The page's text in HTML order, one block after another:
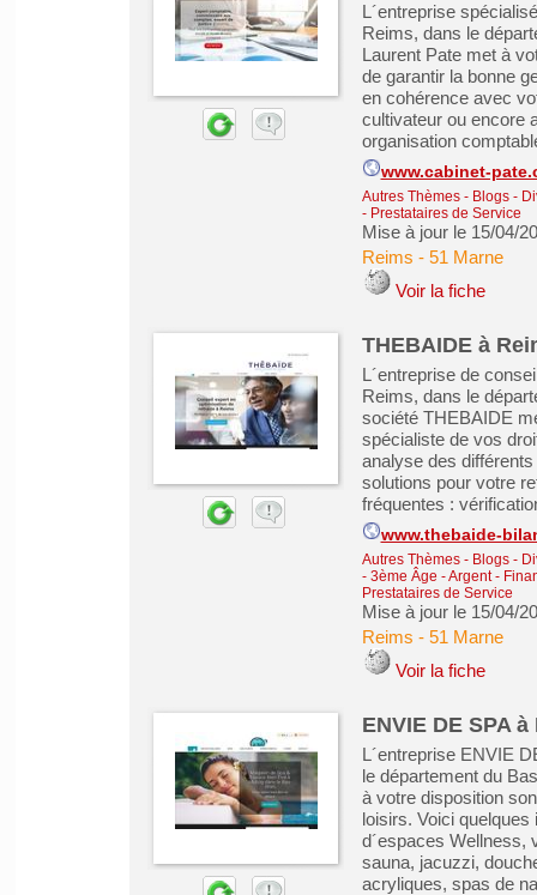
L´entreprise
Reims, dans le
Laurent Pate met à
de garantir la bonne
en cohérence avec
cultivateur ou encore
organisation
www.cabinet-
Autres Thèmes - Blogs -
- Prestataires de Service
Mise à jour le 15/04/
Reims - 51 Marne
Voir la fiche
THEBAIDE à
L´entreprise de
Reims, dans le
société THEBAIDE
spécialiste de vos
analyse des
solutions pour votre
fréquentes :
www.thebaide-
Autres Thèmes - Blogs -
- 3ème Âge -Argent -
Prestataires de Service
Mise à jour le 15/04/
Reims - 51 Marne
Voir la fiche
ENVIE DE SPA
L´entreprise ENVIE
le département du
à votre disposition
loisirs. Voici
d´espaces Wellness,
sauna, jacuzzi,
acryliques, spas de